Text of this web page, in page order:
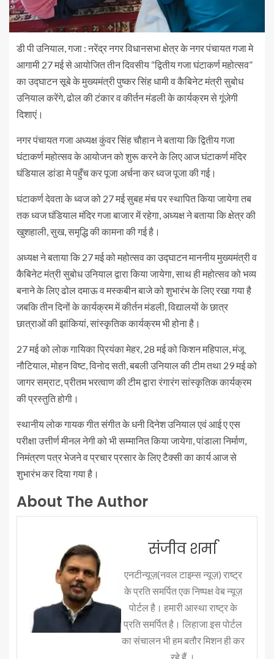
डी पी उनियाल, गजा : नरेंद्र नगर विधानसभा क्षेत्र के नगर पंचायत गजा मे
आगामी 27 मई से आयोजित तीन दिवसीय “द्वितीय गजा घंटाकर्ण महोत्सव”
का उद्घाटन सूबे के मुख्यमंत्री पुष्कर सिंह धामी व कैबिनेट मंत्री सुबोध
उनियाल करेंगे, ढोल की टंकार व कीर्तन मंडली के कार्यक्रम से गूंजेगी
दिशाएं।
नगर पंचायत गजा अध्यक्ष कुंवर सिंह चौहान ने बताया कि द्वितीय गजा
घंटाकर्ण महोत्सव के आयोजन को शुरू करने के लिए आज घंटाकर्ण मंदिर
घंडियाल डांडा मे पहुँच कर पूजा अर्चना कर ध्वज पूजा की गई।
घंटाकर्ण देवता के ध्वज को 27 मई सुबह मंच पर स्थापित किया जायेगा तब
तक ध्वज घंडियाल मंदिर गजा बाजार में रहेगा, अध्यक्ष ने बताया कि क्षेत्र की
खुशहाली, सुख, समृद्धि की कामना की गई है।
अध्यक्ष ने बताया कि 27 मई को महोत्सव का उद्घाटन माननीय मुख्यमंत्री व
कैबिनेट मंत्री सुबोध उनियाल द्वारा किया जायेगा, साथ ही महोत्सव को भव्य
बनाने के लिए ढोल दमाऊ व मस्कबीन बाजे को शुभारंभ के लिए रखा गया है
जबकि तीन दिनों के कार्यक्रम में कीर्तन मंडली, विद्यालयों के छात्र
छात्राओं की झांकियां, सांस्कृतिक कार्यक्रम भी होना है।
27 मई को लोक गायिका प्रियंका मेहर, 28 मई को किशन महिपाल, मंजू
नौटियाल, मोहन विष्ट, विनोद सती, बबली उनियाल की टीम तथा 29 मई को
जागर सम्राट, प्रीतम भरत्वाण की टीम द्वारा रंगारंग सांस्कृतिक कार्यक्रम
की प्रस्तुति होगी।
स्थानीय लोक गायक गीत संगीत के धनी दिनेश उनियाल एवं आई ए एस
परीक्षा उत्तीर्ण मीनल नेगी को भी सम्मानित किया जायेगा, पांडाला निर्माण,
निमंत्रण पत्र भेजने व प्रचार प्रसार के लिए टैक्सी का कार्य आज से
शुभारंभ कर दिया गया है।
About The Author
संजीव शर्मा
एनटीन्यूज़(नवल टाइम्स न्यूज़) राष्ट्र
के प्रति समर्पित एक निष्पक्ष वेब न्यूज़
पोर्टल है। हमारी आस्था राष्ट्र के
प्रति समर्पित है। लिहाजा इस पोर्टल
का संचालन भी हम बतौर मिशन ही कर